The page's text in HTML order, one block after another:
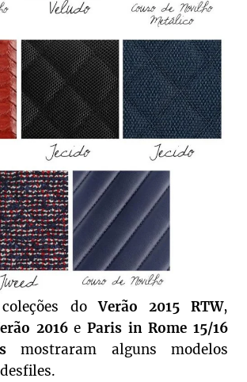
doVerão 2015 RTW,
2016eParis in Rome 15/16
mostraram alguns modelos